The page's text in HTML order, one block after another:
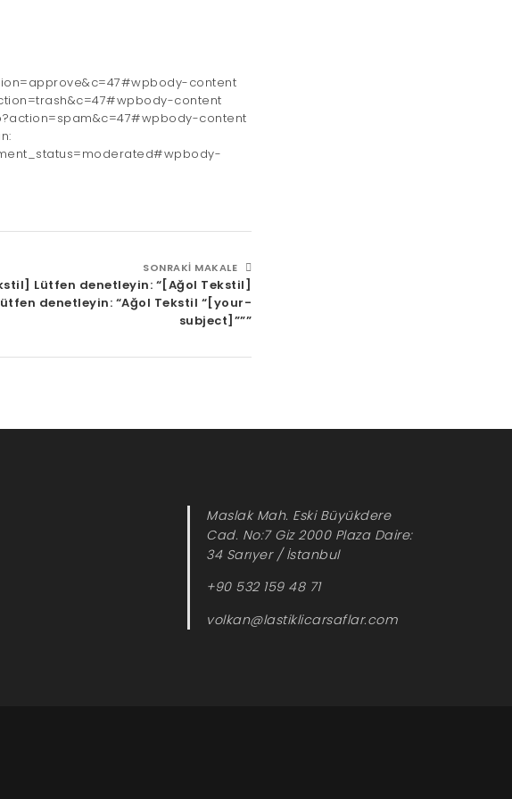
content
content
content
SONRAKI MAKALE
Lütfen denetleyin: “[Ağol Tekstil]
denetleyin: “Ağol Tekstil “[your-
subject]”””
Maslak Mah. Eski Büyükdere
Cad. No:7 Giz 2000 Plaza Daire:
34 Sarıyer / İstanbul
+90 532 159 48 71
volkan@lastiklicarsaflar.com